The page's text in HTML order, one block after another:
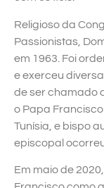
Religioso da
Passionistas,
em 1963. Foi
e exerceu
de ser chamado
o Papa
Tunísia, e bispo
episcopal
Em maio de